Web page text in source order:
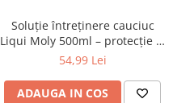
Soluție întreținere cauciuc
Liqui Moly 500ml – protecție și
elasticitate
54,99 Lei
ADAUGA IN COS